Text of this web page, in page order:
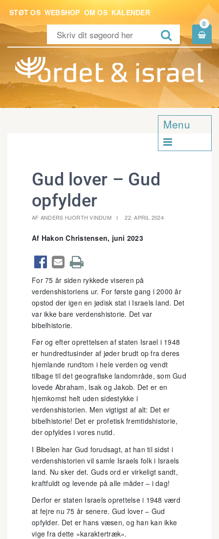
STØT OS WEBSHOP OM OS KALENDER

0

Menu

Gud lover – Gud
opfylder
AF ANDERS HJORTH VINDUM 22. APRIL 2024
Af Hakon Christensen, juni 2023
  
For 75 år siden rykkede viseren på
verdenshistoriens ur. For første gang i 2000 år
opstod der igen en jødisk stat i Israels land. Det
var ikke bare verdenshistorie. Det var
bibelhistorie.
Før og efter oprettelsen af staten Israel i 1948
er hundredtusinder af jøder brudt op fra deres
hjemlande rundtom i hele verden og vendt
tilbage til det geografiske landområde, som Gud
lovede Abraham, Isak og Jakob. Det er en
hjemkomst helt uden sidestykke i
verdenshistorien. Men vigtigst af alt: Det er
bibelhistorie! Det er profetisk fremtidshistorie,
der opfyldes i vores nutid.
I Bibelen har Gud forudsagt, at han til sidst i
verdenshistorien vil samle Israels folk i Israels
land. Nu sker det. Guds ord er virkeligt sandt,
kraftfuldt og levende på alle måder – i dag!
Derfor er staten Israels oprettelse i 1948 værd
at fejre nu 75 år senere. Gud lover – Gud
opfylder. Det er hans væsen, og han kan ikke
vige fra dette »karaktertræk«.